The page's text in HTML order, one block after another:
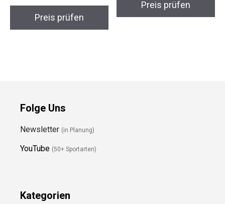
Preis prüfen
Preis prüfen
Folge Uns
Newsletter (in Planung)
YouTube (50+ Sportarten)
Kategorien